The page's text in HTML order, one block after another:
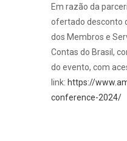
Em razão da
ofertado desconto
dos Membros e
Contas do Brasil,
do evento, com
link: https://
conference-2024/